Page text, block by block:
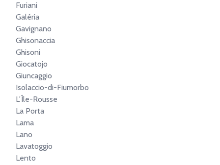
Furiani
Galéria
Gavignano
Ghisonaccia
Ghisoni
Giocatojo
Giuncaggio
Isolaccio-di-Fiumorbo
L'Île-Rousse
La Porta
Lama
Lano
Lavatoggio
Lento